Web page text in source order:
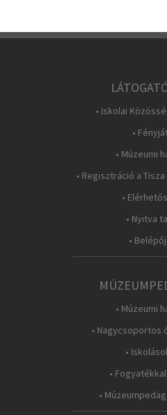
• Iskolai
•
• Múzeumi
• Regisztráció a
•
• Nyitva
•
• Múzeumi
• Nagycsoportos
•
•
•